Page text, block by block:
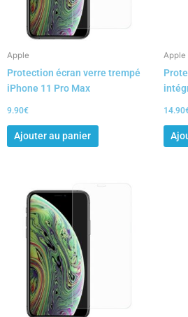
Apple
Protection écran verre trempé
iPhone 11 Pro Max
9.90€
Ajouter au panier
Apple
14.90